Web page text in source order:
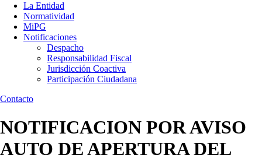
La Entidad
Normatividad
MiPG
Notificaciones
Despacho
Responsabilidad Fiscal
Jurisdicción Coactiva
Participación Ciudadana
Contacto
NOTIFICACION POR AVISO
AUTO DE APERTURA DEL